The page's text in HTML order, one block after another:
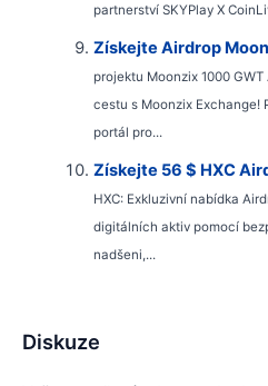
partnerství SKYPlay X
Získejte Airdrop
projektu Moonzix 1000
cestu s Moonzix Exchange!
portál pro...
Získejte 56 $ HXC
HXC: Exkluzivní nabídka
digitálních aktiv pomocí
nadšeni,...
Diskuze